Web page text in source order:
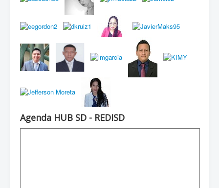
Agenda HUB SD - REDISD